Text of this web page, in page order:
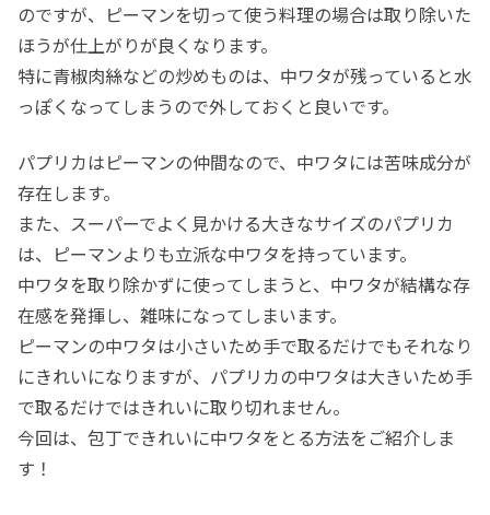
のですが、ピーマンを切って使う料理の場合は取り除いた
ほうが仕上がりが良くなります。
特に青椒肉絲などの炒めものは、中ワタが残っていると水
っぽくなってしまうので外しておくと良いです。
パプリカはピーマンの仲間なので、中ワタには苦味成分が
存在します。
また、スーパーでよく見かける大きなサイズのパプリカ
は、ピーマンよりも立派な中ワタを持っています。
中ワタを取り除かずに使ってしまうと、中ワタが結構な存
在感を発揮し、雑味になってしまいます。
ピーマンの中ワタは小さいため手で取るだけでもそれなり
にきれいになりますが、パプリカの中ワタは大きいため手
で取るだけではきれいに取り切れません。
今回は、包丁できれいに中ワタをとる方法をご紹介しま
す！